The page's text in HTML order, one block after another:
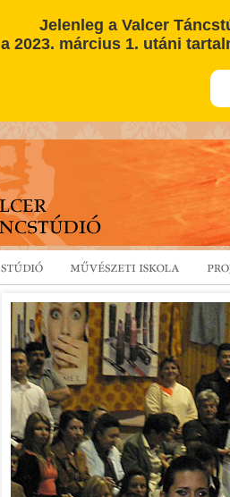
Jelenleg a Valcer
a 2023. március 1. utáni